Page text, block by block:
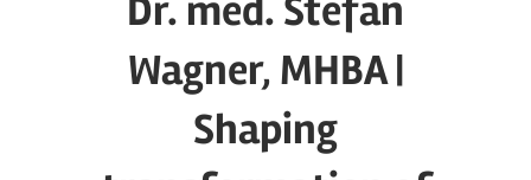
Dr. med. Stefan
Wagner, MHBA |
Shaping